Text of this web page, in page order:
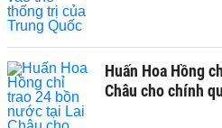
Huấn Hoa Hồng
Châu cho chính